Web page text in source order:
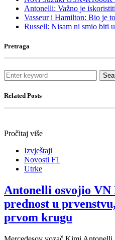
Antonelli: Važno je
Vasseur i Hamilton: Bio je
Russell: Nisam ni smio biti
Pretraga
Related Posts
Pročitaj više
Izvještaji
Novosti F1
Utrke
Antonelli osvojio VN
prednost u
prvom krugu